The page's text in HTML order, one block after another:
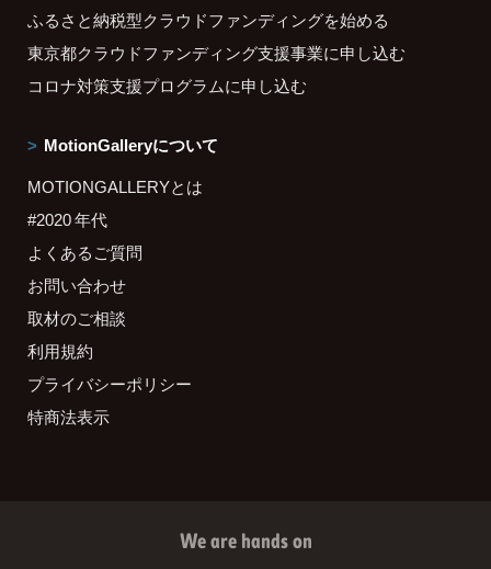
ふるさと納税型クラウドファンディングを始める
東京都クラウドファンディング支援事業に申し込む
コロナ対策支援プログラムに申し込む
MotionGalleryについて
MOTIONGALLERYとは
#2020 年代
よくあるご質問
お問い合わせ
取材のご相談
利用規約
プライバシーポリシー
特商法表示
We are hands on